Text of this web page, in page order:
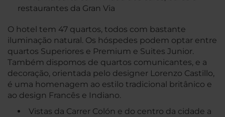
restaurantes da Gran Via
O hotel tem 47 quartos, todos com bastante
iluminação natural. Os hóspedes podem optar entre
quartos Superiores e Premium e Suites Junior.
Também dispomos de quartos comunicantes, e a
decoração, orientada pelo designer Lorenzo Castillo,
é uma homenagem ao estilo tradicional britânico e
ao design Francês e Indiano.
Vistas da Carrer Colón e do centro da cidade a